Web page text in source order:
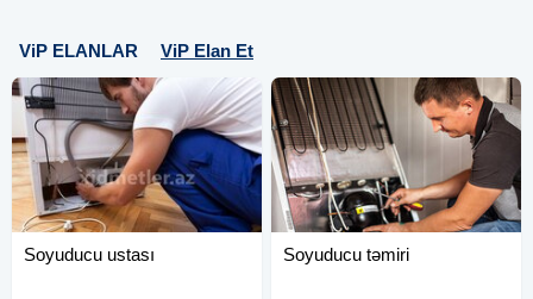
ViP ELANLAR ViP Elan Et
Soyuducu ustası Soyuducu təmiri